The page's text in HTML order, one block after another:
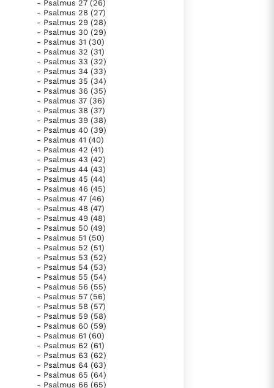
Katholieke Kerk in het Nederlands beschikbaar
en is volledig afhankelijk van donaties.
Ik help mee!
- Psalmus 27 (26)
- Psalmus 28 (27)
- Psalmus 29 (28)
- Psalmus 30 (29)
- Psalmus 31 (30)
- Psalmus 32 (31)
- Psalmus 33 (32)
- Psalmus 34 (33)
- Psalmus 35 (34)
- Psalmus 36 (35)
- Psalmus 37 (36)
- Psalmus 38 (37)
- Psalmus 39 (38)
- Psalmus 40 (39)
- Psalmus 41 (40)
- Psalmus 42 (41)
- Psalmus 43 (42)
- Psalmus 44 (43)
- Psalmus 45 (44)
- Psalmus 46 (45)
- Psalmus 47 (46)
- Psalmus 48 (47)
- Psalmus 49 (48)
- Psalmus 50 (49)
- Psalmus 51 (50)
- Psalmus 52 (51)
- Psalmus 53 (52)
- Psalmus 54 (53)
- Psalmus 55 (54)
- Psalmus 56 (55)
- Psalmus 57 (56)
- Psalmus 58 (57)
- Psalmus 59 (58)
- Psalmus 60 (59)
- Psalmus 61 (60)
- Psalmus 62 (61)
- Psalmus 63 (62)
- Psalmus 64 (63)
- Psalmus 65 (64)
- Psalmus 66 (65)